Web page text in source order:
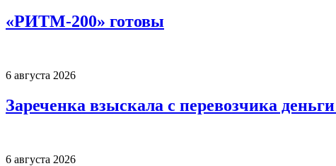
«РИТМ-200» готовы
6 августа 2026
Зареченка взыскала с перевозчика
6 августа 2026